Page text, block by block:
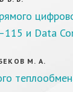
и Data
М. А.